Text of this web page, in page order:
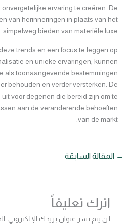
ervaring te creëren. De
van herinneringen in plaats van het
simpelweg bieden van materiële luxe.
trends en een focus te leggen op
en unieke ervaringen, kunnen
als toonaangevende bestemmingen
behouden en verder versterken. De
voor degenen die bereid zijn om te
aan de veranderende behoeften
van de markt.
→ المقالة السابقة
اترك تعليقاً
لن يتم نشر عنوان بريدك الإلكتروني.